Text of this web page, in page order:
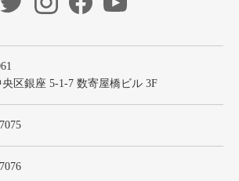
区銀座 5-1-7 数寄屋橋ビル 3F